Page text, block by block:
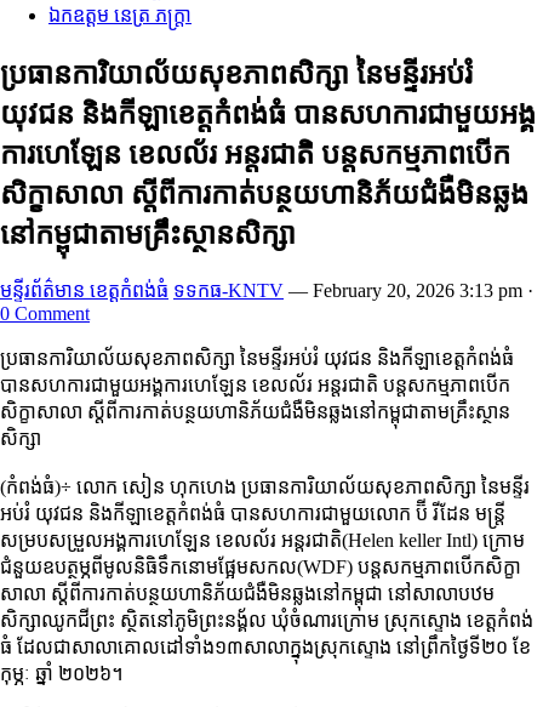
ឯកឧត្តម នេត្រ ភក្ត្រា
ប្រធានការិយាល័យសុខភាពសិក្សា នៃមន្ទីរអប់រំ
យុវជន និងកីឡាខេត្តកំពង់ធំ បានសហការជាមួយអង្គ
ការហេឡែន ខេលល័រ អន្តរជាតិ បន្តសកម្មភាពបើក
សិក្ខាសាលា ស្ដីពីការកាត់បន្ថយហានិភ័យជំងឺមិនឆ្លង
នៅកម្ពុជាតាមគ្រឹះស្ថានសិក្សា
មន្ទីរព័ត៌មាន ខេត្តកំពង់ធំ ទទកធ-KNTV — February 20, 2026 3:13 pm ·
0 Comment
ប្រធានការិយាល័យសុខភាពសិក្សា នៃមន្ទីរអប់រំ យុវជន និងកីឡាខេត្តកំពង់ធំ
បានសហការជាមួយអង្គការហេឡែន ខេលល័រ អន្តរជាតិ បន្តសកម្មភាពបើក
សិក្ខាសាលា ស្ដីពីការកាត់បន្ថយហានិភ័យជំងឺមិនឆ្លងនៅកម្ពុជាតាមគ្រឹះស្ថាន
សិក្សា
(កំពង់ធំ)÷ លោក សៀន ហុកហេង ប្រធានការិយាល័យសុខភាពសិក្សា នៃមន្ទីរ
អប់រំ យុវជន និងកីឡាខេត្តកំពង់ធំ បានសហការជាមួយលោក ប៊ី រីដែន មន្ត្រី
សម្របសម្រួលអង្គការហេឡែន ខេលល័រ អន្តរជាតិ(Helen keller Intl) ក្រោម
ជំនួយឧបត្ថម្ភពីមូលនិធិទឹកនោមផ្អែមសកល(WDF) បន្តសកម្មភាពបើកសិក្ខា
សាលា ស្ដីពីការកាត់បន្ថយហានិភ័យជំងឺមិនឆ្លងនៅកម្ពុជា នៅសាលាបឋម
សិក្សាឈូកជីព្រះ ស្ថិតនៅភូមិព្រះនង្គ័ល ឃុំចំណារក្រោម ស្រុកស្ទោង ខេត្តកំពង់
ធំ ដែលជាសាលាគោលដៅទាំង១៣សាលាក្នុងស្រុកស្ទោង នៅព្រឹកថ្ងៃទី២០ ខែ
កុម្ភៈ ឆ្នាំ ២០២៦។